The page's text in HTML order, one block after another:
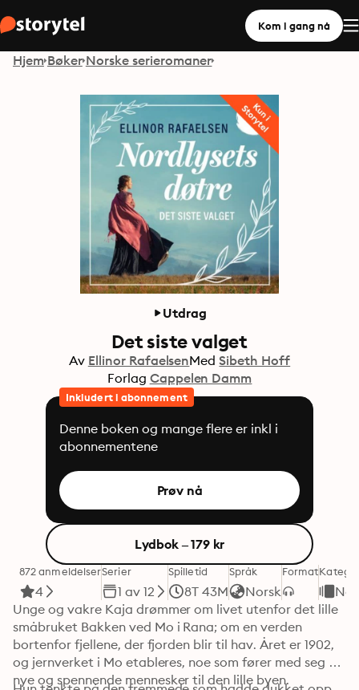
Kom i gang nå
Hjem Bøker Norske serieromaner
Utdrag
Det siste valget
Av Ellinor RafaelsenMed Sibeth Hoff
Forlag Cappelen Damm
Inkludert i abonnement
Denne boken og mange flere er inkl i
abonnementene
Prøv nå
Lydbok – 179 kr
872 anmeldelser
4
Serier
1 av 12
Spilletid
8T 43M
Språk
Norsk
Format
Unge og vakre Kaja drømmer om livet utenfor det lille
småbruket Bakken ved Mo i Rana; om en verden
bortenfor fjellene, der fjorden blir til hav. Året er 1902,
og jernverket i Mo etableres, noe som fører med seg
nye og spennende mennesker til den lille byen.